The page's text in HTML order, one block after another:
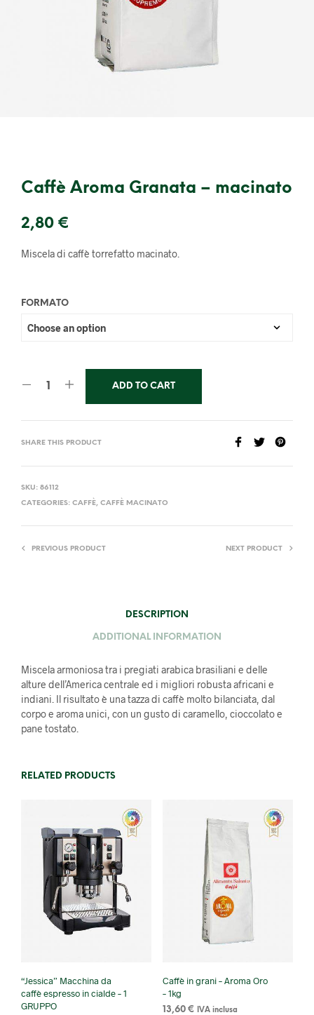
Caffè Aroma Granata – macinato
2,80 €
Miscela di caffè torrefatto macinato.
FORMATO
ADD TO CART
SHARE THIS PRODUCT
SKU: 86112
CATEGORIES: CAFFÈ, CAFFÈ MACINATO
PREVIOUS PRODUCT NEXT PRODUCT
DESCRIPTION
ADDITIONAL INFORMATION
Miscela armoniosa tra i pregiati arabica brasiliani e delle
alture dell’America centrale ed i migliori robusta africani e
indiani. Il risultato è una tazza di caffè molto bilanciata, dal
corpo e aroma unici, con un gusto di caramello, cioccolato e
pane tostato.
RELATED PRODUCTS
“Jessica” Macchina da
caffè espresso in cialde – 1
GRUPPO
Caffè in grani – Aroma Oro
– 1kg
13,60 € IVA inclusa